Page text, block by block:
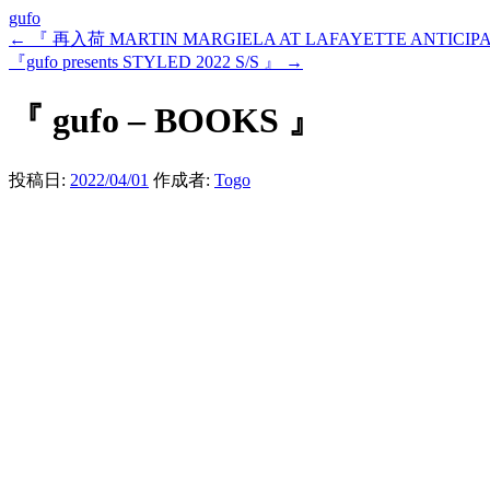
gufo
←
『 再入荷 MARTIN MARGIELA AT LAFAYETTE
『gufo presents STYLED 2022 S/S 』
→
『 gufo – BOOKS 』
投稿日: 2022/04/01 作成者: Togo